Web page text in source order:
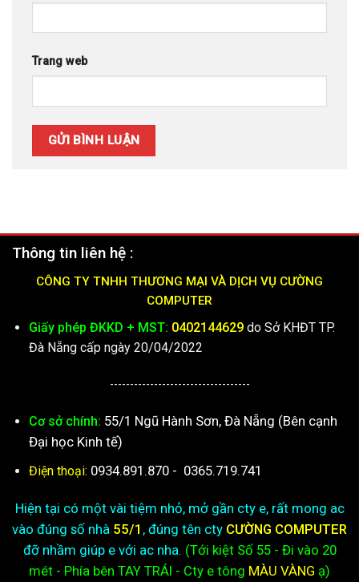
Trang web
Thông tin liên hệ :
CÔNG TY TNHH THƯƠNG MẠI VÀ DỊCH VỤ CƯỜNG
COMPUTER
Giấy phép ĐKKD + MST: 0402144629do Sở KHĐT TP.
Đà Nẵng cấp ngày 20/04/2022
-----------------------------------
Cơ sở chính: 55/1 Ngũ Hành Sơn, Đà Nẵng (Bên cạnh
Đại học Kinh tế)
Điện thoại: 0934.891.870 - 0365.719.741
Hiện tại có một vài tiệm nhỏ, mở gần cty e, rất mong ac
vào đúng số nhà 55/1 , đúng tên cty CƯỜNG COMPUTER
đỡ nhầm giúp e với ac nha. (Tới kiệtSố 55 - Đi vào 20
mét - Phía bên TAY TRÁI - Cty e tông MÀU VÀNG ạ)